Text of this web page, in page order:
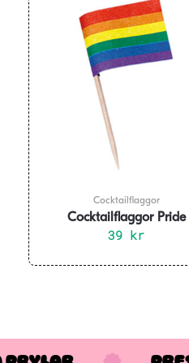
Cocktailflaggor
Cocktailflaggor Pride
Regnbåge 50-pack
39 kr